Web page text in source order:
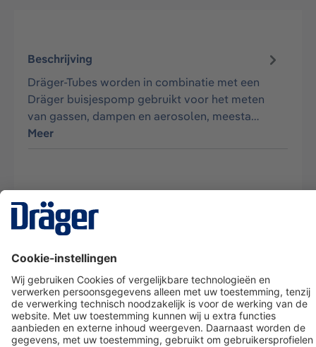
Beschrijving
Dräger-Tubes worden in combinatie met een
Dräger buisjespomp gebruikt voor het meten
van gassen, dampen en aerosolen, meesta…
Meer
Dräger klantenservice
Over Dräger